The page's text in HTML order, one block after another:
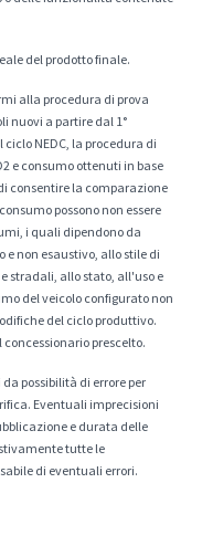
del prodotto finale.
alla procedura di prova
nuovi a partire dal 1°
ciclo NEDC, la procedura di
e consumo ottenuti in base
consentire la comparazione
possono non essere
i quali dipendono da
non esaustivo, allo stile di
stradali, allo stato, all'uso e
del veicolo configurato non
del ciclo produttivo.
prescelto.
possibilità di errore per
Eventuali imprecisioni
e durata delle
tutte le
di eventuali errori.